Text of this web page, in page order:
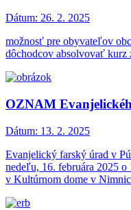
Dátum: 26. 2. 2025
možnosť pre obyvateľov
dôchodcov absolvovať kurz
OZNAM
Dátum: 13. 2. 2025
Evanjelický farský úrad v
nedeľu, 16. februára 2025
v Kultúrnom dome v